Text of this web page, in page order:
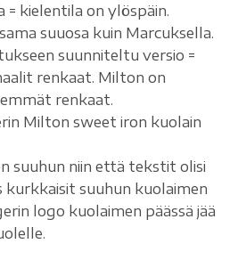
= kielentila on ylöspäin.
suuosa kuin Marcuksella.
suunniteltu versio =
renkaat. Milton on
renkaat.
Milton sweet iron kuolain
suuhun niin että tekstit olisi
kurkkaisit suuhun kuolaimen
logo kuolaimen päässä jää